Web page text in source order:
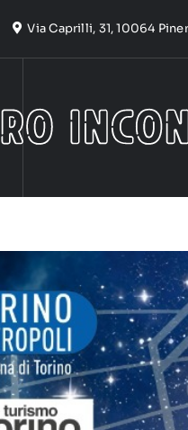
Via Caprilli, 31, 10064